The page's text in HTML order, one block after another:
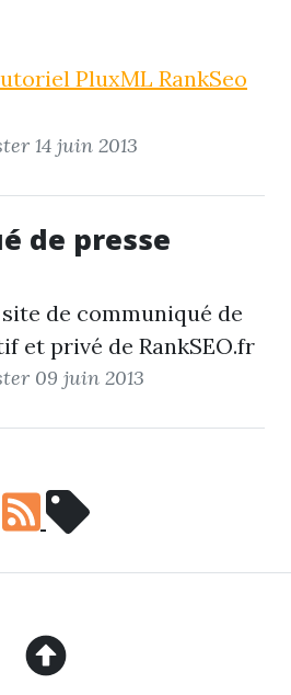
PluxML RankSeo
14 juin 2013
de presse
de communiqué de
et privé de RankSEO.fr
09 juin 2013